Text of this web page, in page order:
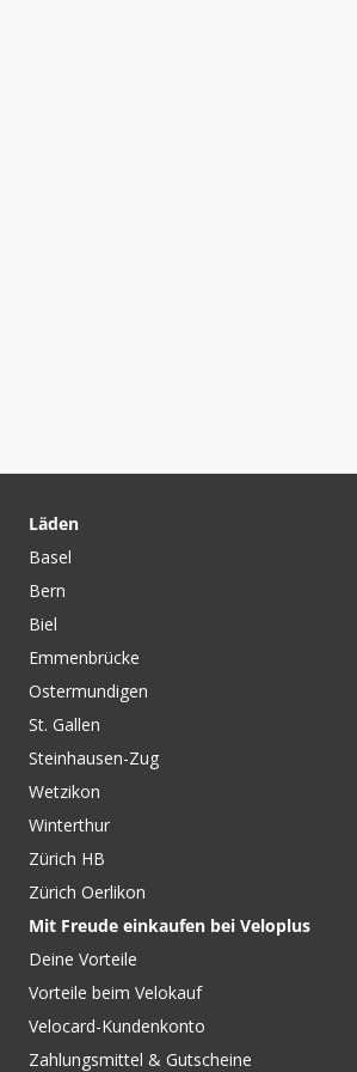
Läden
Basel
Bern
Biel
Emmenbrücke
Ostermundigen
St. Gallen
Steinhausen-Zug
Wetzikon
Winterthur
Zürich HB
Zürich Oerlikon
Mit Freude einkaufen bei Veloplus
Deine Vorteile
Vorteile beim Velokauf
Velocard-Kundenkonto
Zahlungsmittel & Gutscheine